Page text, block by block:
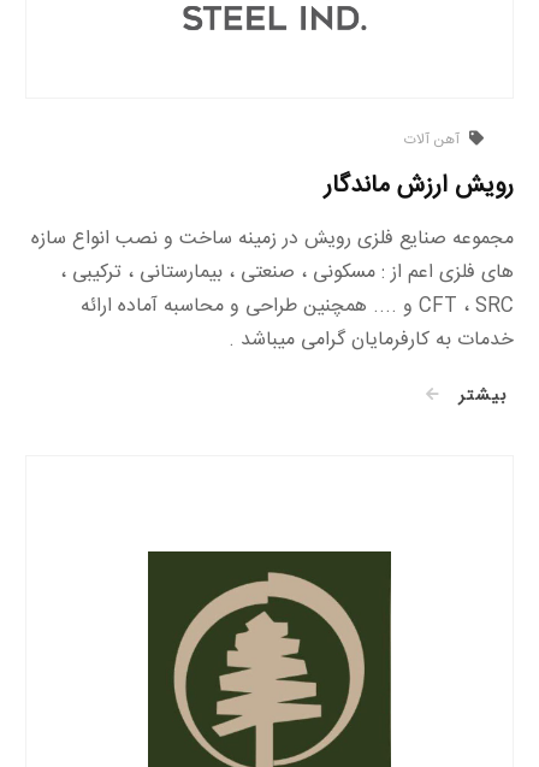
آهن آلات
رویش ارزش ماندگار
مجموعه صنایع فلزی رویش در زمینه ساخت و نصب انواع سازه
های فلزی اعم از : مسکونی ، صنعتی ، بیمارستانی ، ترکیبی ،
CFT ، SRC و .... همچنین طراحی و محاسبه آماده ارائه
خدمات به کارفرمایان گرامی میباشد .
بیشتر